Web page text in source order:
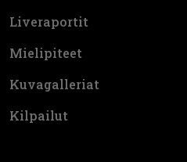
Liveraportit
Mielipiteet
Kuvagalleriat
Kilpailut